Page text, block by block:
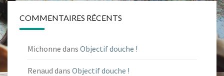
COMMENTAIRES RÉCENTS
Michonne dans Objectif douche !
Renaud dans Objectif douche !